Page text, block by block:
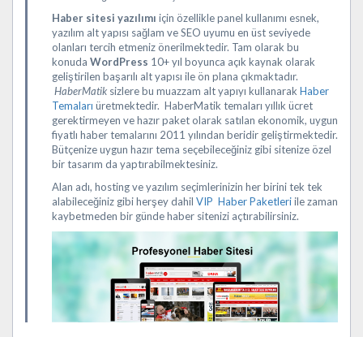
Haber sitesi yazılımı için özellikle panel kullanımı esnek,
yazılım alt yapısı sağlam ve SEO uyumu en üst seviyede
olanları tercih etmeniz önerilmektedir. Tam olarak bu
konuda WordPress 10+ yıl boyunca açık kaynak olarak
geliştirilen başarılı alt yapısı ile ön plana çıkmaktadır.
HaberMatik sizlere bu muazzam alt yapıyı kullanarak Haber
Temaları üretmektedir. HaberMatik temaları yıllık ücret
gerektirmeyen ve hazır paket olarak satılan ekonomik, uygun
fiyatlı haber temalarını 2011 yılından beridir geliştirmektedir.
Bütçenize uygun hazır tema seçebileceğiniz gibi sitenize özel
bir tasarım da yaptırabilmektesiniz.
Alan adı, hosting ve yazılım seçimlerinizin her birini tek tek
alabileceğiniz gibi herşey dahil VIP Haber Paketleriile zaman
kaybetmeden bir günde haber sitenizi açtırabilirsiniz.